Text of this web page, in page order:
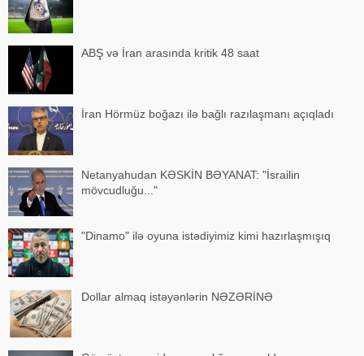
ABŞ və İran arasında kritik 48 saat
İran Hörmüz boğazı ilə bağlı razılaşmanı açıqladı
Netanyahudan KƏSKİN BƏYANAT: "İsrailin
mövcudluğu..."
"Dinamo" ilə oyuna istədiyimiz kimi hazırlaşmışıq
Dollar almaq istəyənlərin NƏZƏRİNƏ